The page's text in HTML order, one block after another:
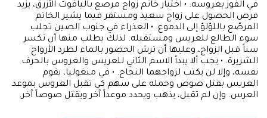
في الفوز بعروسه. • اختيار خاتم زواج مرصع بالياقوت الأزرق، يزيد
فرص الحصول على زواج سعيد ومستقر فيما يشير الخاتم
المرصّع باللؤلؤ إلى الدموع. • العذراء في جنوب الصين تجلب
سوء الطالع للعريس ومستقبله. لذلك يطلب منها أن تكسر
سناً قبل الزواج، وعليها أن ترش الحضور بالماء لطرد الأرواح
الشريرة. • يجب ألا يبدأ الاسم الثاني للعريس والعروس بالحرف
نفسه، وإلا لن يكتب لزواجهما النجاح. • في منغوليا، يقوم
العريس بقتل صوص وحمله على سهم كي تقبل العروس بموعد
العرس. وإن لم تقبل، يذهب ويحدد موعداً آخر ويقتل صوصاً آخر.